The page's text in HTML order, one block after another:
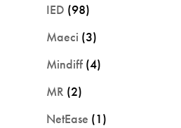
IED (98)
Maeci (3)
Mindiff (4)
MR (2)
NetEase (1)